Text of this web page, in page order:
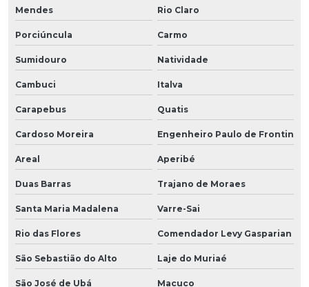
Mendes Rio Claro
Porciúncula Carmo
Sumidouro Natividade
Cambuci Italva
Carapebus Quatis
Cardoso Moreira Engenheiro Paulo de Frontin
Areal Aperibé
Duas Barras Trajano de Moraes
Santa Maria Madalena Varre-Sai
Rio das Flores Comendador Levy Gasparian
São Sebastião do Alto Laje do Muriaé
São José de Ubá
Macuco